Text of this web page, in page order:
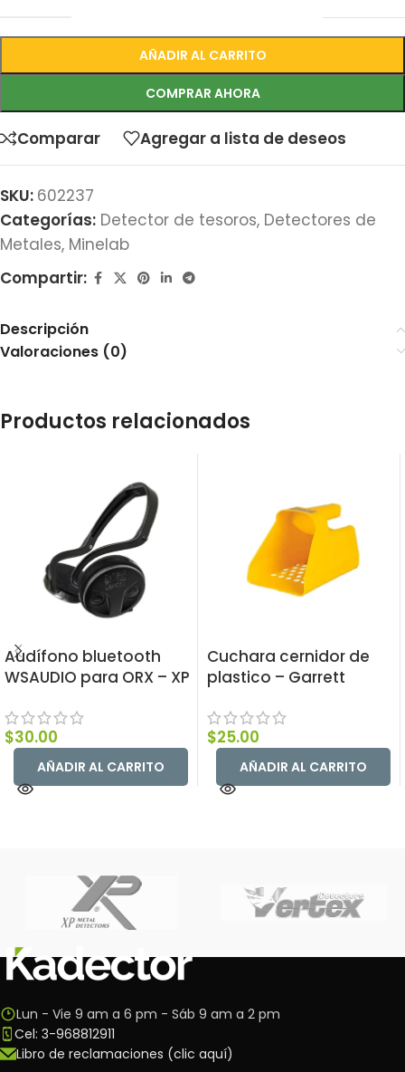
AÑADIR AL CARRITO
COMPRAR AHORA
Comparar Agregar a lista de deseos
SKU: 602237
Categorías: Detector de tesoros, Detectores de
Metales, Minelab
Compartir:
Descripción
Valoraciones (0)
Productos relacionados
Audífono bluetooth
WSAUDIO para ORX – XP
$30.00
AÑADIR AL CARRITO
Cuchara cernidor de
plastico – Garrett
$25.00
AÑADIR AL CARRITO
Lun - Vie 9 am a 6 pm - Sáb 9 am a 2 pm
Cel: 3-968812911
Libro de reclamaciones (clic aquí)